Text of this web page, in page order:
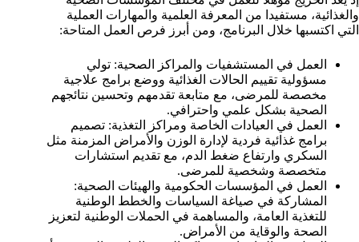
والغذائية، مستفيدا من المعرفة العلمية والمهارات العملية
التي اكتسبها خلال البرنامج، ومن أبرز فرص العمل المتاحة:
العمل في المستشفيات والمراكز الصحية: تولي
مسؤولية تقييم الحالات الغذائية ووضع برامج علاجية
مخصصة للمرضى، مع متابعة تقدمهم وتحسين نتائجهم
الصحية بشكل علمي واحترافي.
العمل في العيادات الخاصة ومراكز التغذية: تصميم
برامج غذائية فردية لإدارة الوزن والأمراض المزمنة مثل
السكري وارتفاع ضغط الدم، مع تقديم استشارات
متخصصة وشخصية للمرضى.
العمل في المؤسسات الحكومية والهيئات الصحية:
المشاركة في صياغة السياسات والخطط الوطنية
للتغذية العامة، والمساهمة في الحملات الوطنية لتعزيز
الصحة والوقاية من الأمراض.